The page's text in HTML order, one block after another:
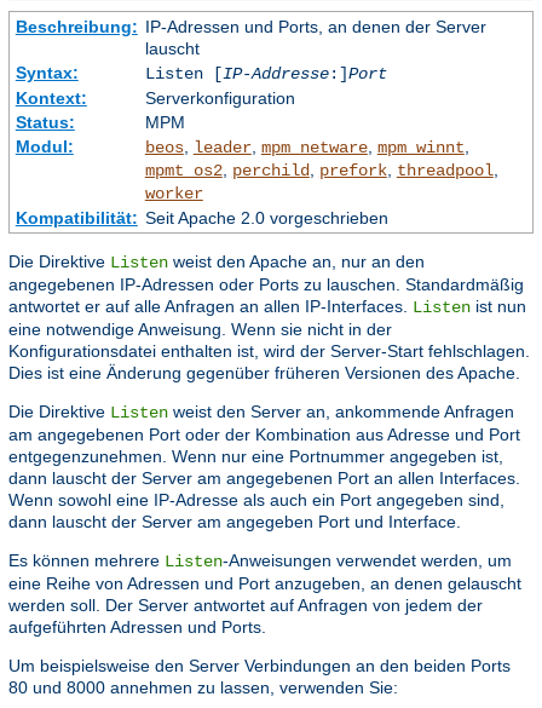
Beschreibung: IP-Adressen und Ports, an denen der Server
lauscht
Syntax:
Listen [IP-Addresse:]Port
Kontext:
Serverkonfiguration
Status:
MPM
Modul:
beos, leader, mpm_netware, mpm_winnt
mpmt_os2, perchild, prefork, threadpool
worker
Kompatibilität: Seit Apache 2.0 vorgeschrieben
Die Direktive Listen weist den Apache an, nur an den
angegebenen IP-Adressen oder Ports zu lauschen. Standardmäßig
antwortet er auf alle Anfragen an allen IP-Interfaces. Listen ist nun
eine notwendige Anweisung. Wenn sie nicht in der
Konfigurationsdatei enthalten ist, wird der Server-Start fehlschlagen.
Dies ist eine Änderung gegenüber früheren Versionen des Apache.
Die Direktive Listen weist den Server an, ankommende Anfragen
am angegebenen Port oder der Kombination aus Adresse und Port
entgegenzunehmen. Wenn nur eine Portnummer angegeben ist,
dann lauscht der Server am angegebenen Port an allen Interfaces.
Wenn sowohl eine IP-Adresse als auch ein Port angegeben sind,
dann lauscht der Server am angegeben Port und Interface.
Es können mehrere Listen-Anweisungen verwendet werden, um
eine Reihe von Adressen und Port anzugeben, an denen gelauscht
werden soll. Der Server antwortet auf Anfragen von jedem der
aufgeführten Adressen und Ports.
Um beispielsweise den Server Verbindungen an den beiden Ports
80 und 8000 annehmen zu lassen, verwenden Sie: